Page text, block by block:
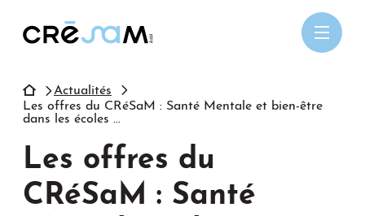
contenu
Actualités
Les offres du CRéSaM : Santé Mentale et bien-être
dans les écoles ...
Les offres du
CRéSaM : Santé